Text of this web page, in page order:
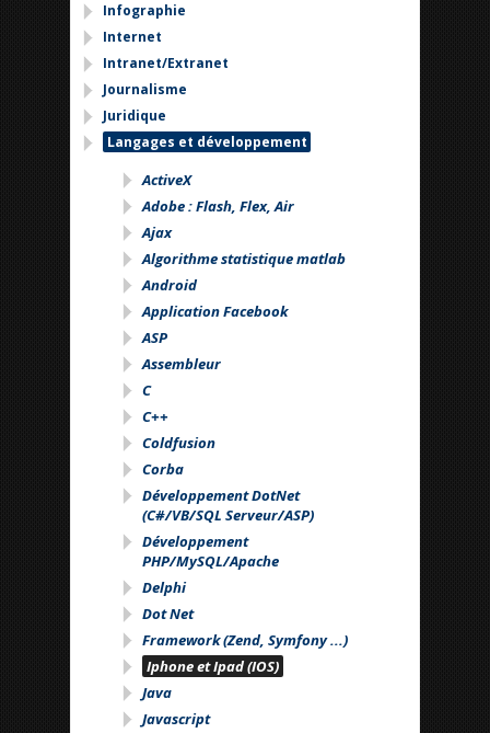
Infographie
Internet
Intranet/Extranet
Journalisme
Juridique
Langages et développement
ActiveX
Adobe : Flash, Flex, Air
Ajax
Algorithme statistique matlab
Android
Application Facebook
ASP
Assembleur
C
C++
Coldfusion
Corba
Développement DotNet
(C#/VB/SQL Serveur/ASP)
Développement
PHP/MySQL/Apache
Delphi
Dot Net
Framework (Zend, Symfony ...)
Iphone et Ipad (IOS)
Java
Javascript